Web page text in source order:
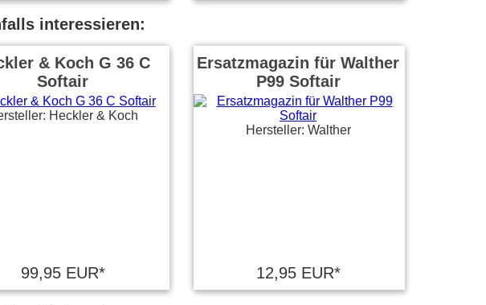
interessieren:
& Koch G 36 C
Softair
Heckler & Koch
99,95 EUR*
Ersatzmagazin für Walther
P99 Softair
Hersteller: Walther
12,95 EUR*